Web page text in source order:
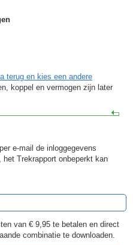
terug en kies een andere
koppel en vermogen zijn later
e-mail de inloggegevens
Trekrapport onbeperkt kan
van € 9,95 te betalen en direct
combinatie te downloaden.